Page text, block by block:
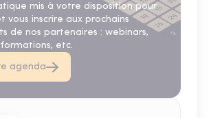
mis à votre disposition pour
vous inscrire aux prochains
de nos partenaires : webinars,
etc.
agenda